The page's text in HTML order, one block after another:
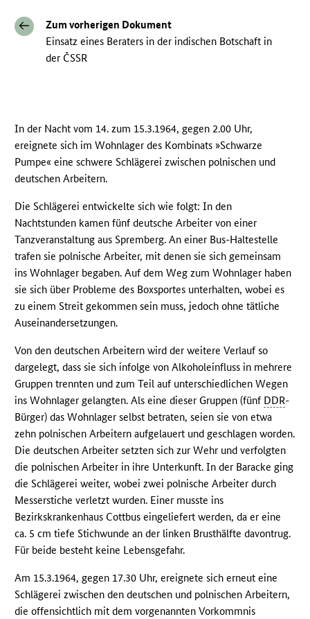
Zum vorherigen Dokument
Einsatz eines Beraters in der indischen Botschaft in
der ČSSR
In der Nacht vom 14. zum 15.3.1964, gegen 2.00 Uhr,
ereignete sich im Wohnlager des Kombinats »Schwarze
Pumpe« eine schwere Schlägerei zwischen polnischen und
deutschen Arbeitern.
Die Schlägerei entwickelte sich wie folgt: In den
Nachtstunden kamen fünf deutsche Arbeiter von einer
Tanzveranstaltung aus Spremberg. An einer Bus-Haltestelle
trafen sie polnische Arbeiter, mit denen sie sich gemeinsam
ins Wohnlager begaben. Auf dem Weg zum Wohnlager haben
sie sich über Probleme des Boxsportes unterhalten, wobei es
zu einem Streit gekommen sein muss, jedoch ohne tätliche
Auseinandersetzungen.
Von den deutschen Arbeitern wird der weitere Verlauf so
dargelegt, dass sie sich infolge von Alkoholeinfluss in mehrere
Gruppen trennten und zum Teil auf unterschiedlichen Wegen
ins Wohnlager gelangten. Als eine dieser Gruppen (fünf DDR-
Bürger) das Wohnlager selbst betraten, seien sie von etwa
zehn polnischen Arbeitern aufgelauert und geschlagen worden.
Die deutschen Arbeiter setzten sich zur Wehr und verfolgten
die polnischen Arbeiter in ihre Unterkunft. In der Baracke ging
die Schlägerei weiter, wobei zwei polnische Arbeiter durch
Messerstiche verletzt wurden. Einer musste ins
Bezirkskrankenhaus Cottbus eingeliefert werden, da er eine
ca. 5 cm tiefe Stichwunde an der linken Brusthälfte davontrug.
Für beide besteht keine Lebensgefahr.
Am 15.3.1964, gegen 17.30 Uhr, ereignete sich erneut eine
Schlägerei zwischen den deutschen und polnischen Arbeitern,
die offensichtlich mit dem vorgenannten Vorkommnis